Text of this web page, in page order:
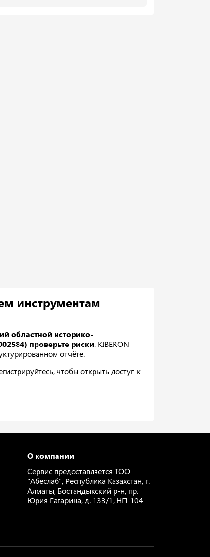
инструментам
областной историко-
проверьте риски. KIBERON
отчёте.
чтобы открыть доступ к
О компании
Сервис предоставляется ТОО
"Абеслаб", Республика Казахстан, г.
Алматы, Бостандыкский р-н, пр.
Юрия Гагарина, д. 133/1, НП-104